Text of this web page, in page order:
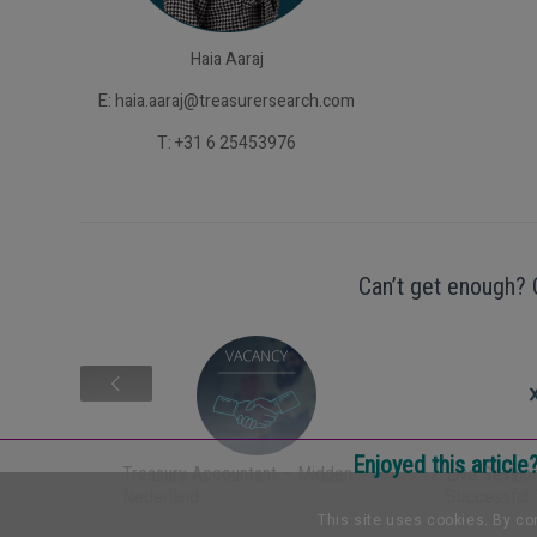
Enjoyed this
Haia Aaraj
E: haia.aaraj@treasurersearch.com
T: +31 6 25453976
Can’t get
Treasury Accountant – Midden
Live
This site uses cookies. By